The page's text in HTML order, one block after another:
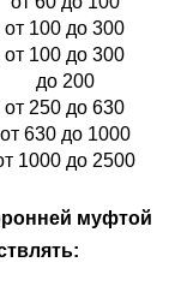
от 100 до 300
от 100 до 300
до 200
от 250 до 630
от 630 до 1000
1000 до 2500
муфтой